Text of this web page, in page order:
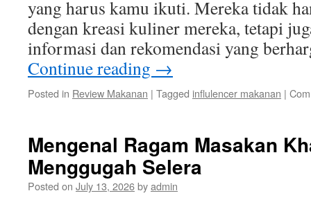
yang harus kamu ikuti. Mereka tidak
dengan kreasi kuliner mereka, tetapi
informasi dan rekomendasi yang
Continue reading →
Posted in Review Makanan | Tagged influlencer makanan |
Mengenal Ragam Masakan
Menggugah Selera
Posted on July 13, 2026byadmin